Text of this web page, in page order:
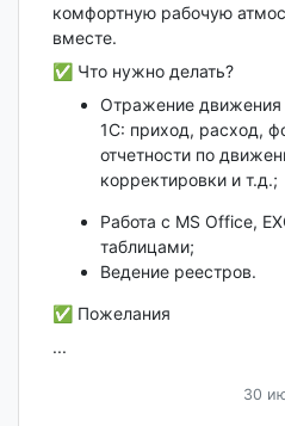
комфортную рабочую
вместе.
✅ Что нужно делать?
Отражение движения
1С: приход, расход,
отчетности по
корректировки и т.д.;
Работа с MS Office,
таблицами;
Ведение реестров.
✅ Пожелания
...
30